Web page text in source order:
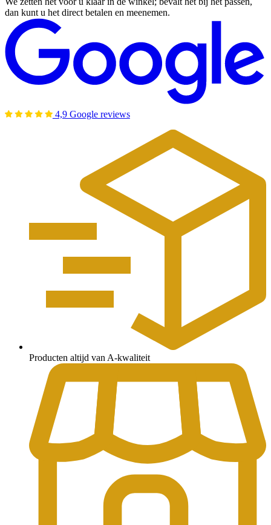
dan kunt u het direct betalen en meenemen.
4,9 Google reviews
Producten altijd van A-kwaliteit